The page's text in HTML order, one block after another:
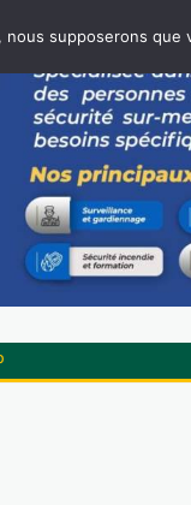
supposerons que